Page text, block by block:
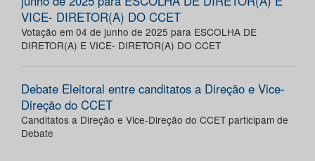
VICE- DIRETOR(A) DO CCET
Votação em 04 de junho de 2025 para ESCOLHA DE
DIRETOR(A) E VICE- DIRETOR(A) DO CCET
Debate Eleitoral entre canditatos a Direção e Vice-
Direção do CCET
Canditatos a Direção e Vice-Direção do CCET participam de
Debate